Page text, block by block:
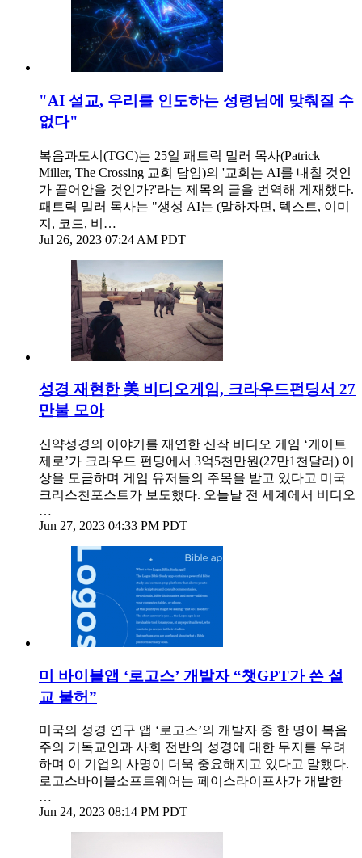
"AI 설교, 우리를 인도하는 성령님에 맞춰질 수
없다"
복음과도시(TGC)는 25일 패트릭 밀러 목사(Patrick
Miller, The Crossing 교회 담임)의 '교회는 AI를 내칠 것인
가 끌어안을 것인가?'라는 제목의 글을 번역해 게재했다.
패트릭 밀러 목사는 "생성 AI는 (말하자면, 텍스트, 이미
지, 코드, 비…
Jul 26, 2023 07:24 AM PDT
성경 재현한 美 비디오게임, 크라우드펀딩서 27
만불 모아
신약성경의 이야기를 재연한 신작 비디오 게임 ‘게이트
제로’가 크라우드 펀딩에서 3억5천만원(27만1천달러) 이
상을 모금하며 게임 유저들의 주목을 받고 있다고 미국
크리스천포스트가 보도했다. 오늘날 전 세계에서 비디오
…
Jun 27, 2023 04:33 PM PDT
미 바이블앱 ‘로고스’ 개발자 “챗GPT가 쓴 설
교 불허”
미국의 성경 연구 앱 ‘로고스’의 개발자 중 한 명이 복음
주의 기독교인과 사회 전반의 성경에 대한 무지를 우려
하며 이 기업의 사명이 더욱 중요해지고 있다고 말했다.
로고스바이블소프트웨어는 페이스라이프사가 개발한
…
Jun 24, 2023 08:14 PM PDT